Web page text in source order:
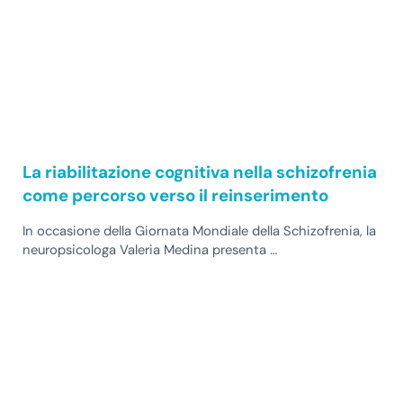
La riabilitazione cognitiva nella schizofrenia
come percorso verso il reinserimento
In occasione della Giornata Mondiale della Schizofrenia, la
neuropsicologa Valeria Medina presenta …